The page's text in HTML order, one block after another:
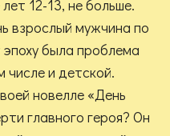
12-13, не больше.
взрослый мужчина по
была проблема
числе и детской.
новелле «День
главного героя? Он